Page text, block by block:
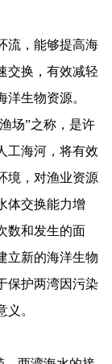
流，能够提高海
交换，有效减轻
生物资源。
场”之称，是许
工海河，将有效
境，对渔业资源
体交换能力增
数和发生的面
立新的海洋生物
保护两湾因污染
。